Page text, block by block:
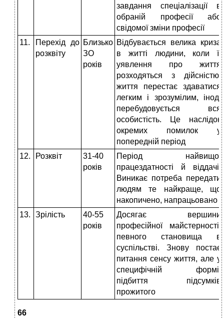
завдання спеціалізації в
обраній професії або
свідомої зміни професії
11.
Перехід до
розквіту
Близько
ЗО
років
Відбувається велика криза
в житті людини, коли її
уявлення про життя
розходяться з дійсністю,
життя перестає здаватися
легким і зрозумілим, іноді
перебудовується вся
особистість. Це наслідок
окремих помилок у
попередній період
12.
Розквіт
31-40
років
Період найвищої
працездатності й віддачі.
Виникає потреба передати
людям те найкраще, що
накопичено, напрацьовано
13.
Зрілість
40-55
років
Досягає вершини
професійної майстерності,
певного становища в
суспільстві. Знову постає
питання сенсу життя, але у
специфічній формі,
підбиття підсумків
прожитого
66